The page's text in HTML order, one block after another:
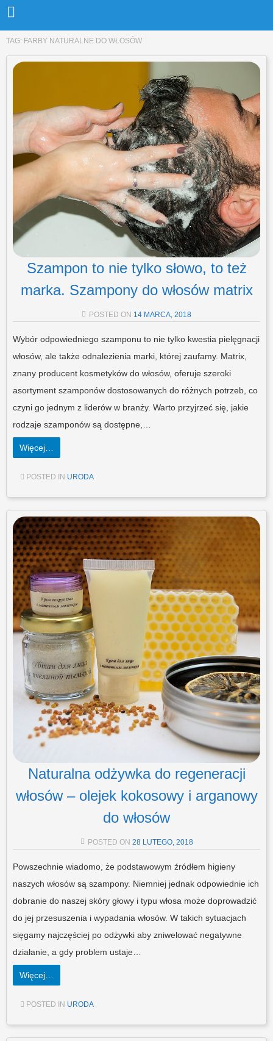
TAG: FARBY NATURALNE DO WŁOSÓW
Szampon to nie tylko słowo, to też
marka. Szampony do włosów matrix
POSTED ON 14 MARCA, 2018
Wybór odpowiedniego szamponu to nie tylko kwestia pielęgnacji
włosów, ale także odnalezienia marki, której zaufamy. Matrix,
znany producent kosmetyków do włosów, oferuje szeroki
asortyment szamponów dostosowanych do różnych potrzeb, co
czyni go jednym z liderów w branży. Warto przyjrzeć się, jakie
rodzaje szamponów są dostępne,…
Więcej…
POSTED IN URODA
Naturalna odżywka do regeneracji
włosów – olejek kokosowy i arganowy
do włosów
POSTED ON 28 LUTEGO, 2018
Powszechnie wiadomo, że podstawowym źródłem higieny
naszych włosów są szampony. Niemniej jednak odpowiednie ich
dobranie do naszej skóry głowy i typu włosa może doprowadzić
do jej przesuszenia i wypadania włosów. W takich sytuacjach
sięgamy najczęściej po odżywki aby zniwelować negatywne
działanie, a gdy problem ustaje…
Więcej…
POSTED IN URODA